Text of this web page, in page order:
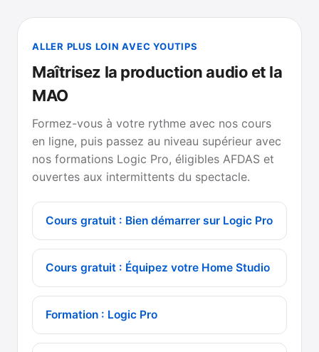
ALLER PLUS LOIN AVEC YOUTIPS
Maîtrisez la production audio et la
MAO
Formez-vous à votre rythme avec nos cours
en ligne, puis passez au niveau supérieur avec
nos formations Logic Pro, éligibles AFDAS et
ouvertes aux intermittents du spectacle.
Cours gratuit : Bien démarrer sur Logic Pro
Cours gratuit : Équipez votre Home Studio
Formation : Logic Pro